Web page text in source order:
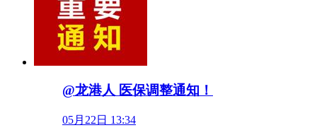
@龙港人 医保调整通知！
05月22日 13:34